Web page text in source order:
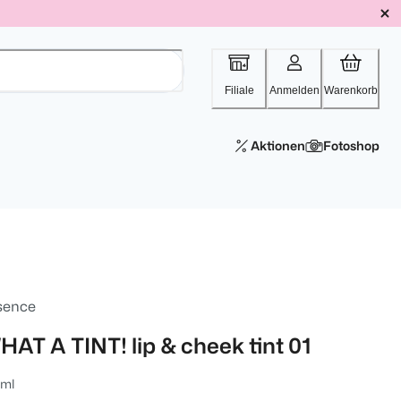
Filiale Anmelden Warenkorb
Aktionen Fotoshop
A TINT! lip & cheek tint 01